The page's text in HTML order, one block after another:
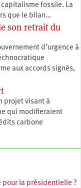
fossile. La
que le bilan…
son retrait du
d’urgence à
aux accords signés,
projet visant à
qui modifieraient
carbone
pour la présidentielle ?